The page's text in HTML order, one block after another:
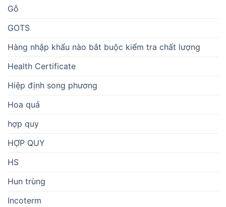
Gỗ
GOTS
Hàng nhập khẩu nào bắt buộc kiểm tra chất lượng
Health Certificate
Hiệp định song phương
Hoa quả
hợp quy
HỢP QUY
HS
Hun trùng
Incoterm